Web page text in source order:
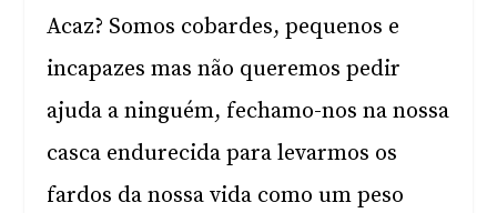
Acaz? Somos cobardes, pequenos e
incapazes mas não queremos pedir
ajuda a ninguém, fechamo-nos na nossa
casca endurecida para levarmos os
fardos da nossa vida como um peso